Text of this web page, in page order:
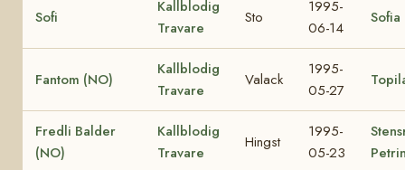
Sofi
Kallblodig
Travare
Sto
1995-
06-14
Fantom (NO)
Kallblodig
Travare
Valack
1995-
05-27
Fredli Balder
(NO)
Kallblodig
Travare
Hingst
1995-
05-23